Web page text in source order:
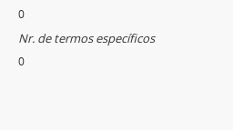
0
Nr. de termos específicos
0